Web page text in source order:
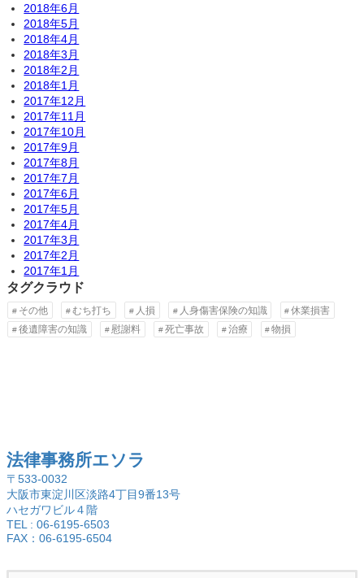
2018年6月
2018年5月
2018年4月
2018年3月
2018年2月
2018年1月
2017年12月
2017年11月
2017年10月
2017年9月
2017年8月
2017年7月
2017年6月
2017年5月
2017年4月
2017年3月
2017年2月
2017年1月
タグクラウド
その他 むち打ち 人損 人身傷害保険の知識
休業損害
後遺障害の知識
慰謝料 死亡事故 治療 物損
法律事務所エソラ
〒533-0032
大阪市東淀川区淡路4丁目9番13号
ハセガワビル４階
TEL : 06-6195-6503
FAX：06-6195-6504